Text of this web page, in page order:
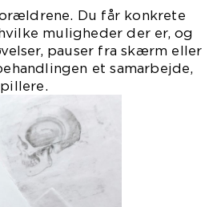
Du får konkrete
muligheder der er, og
pauser fra skærm eller
et samarbejde,